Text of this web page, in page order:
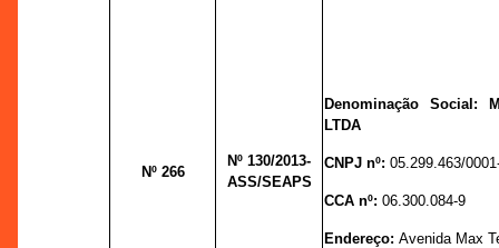
Nº 266
Nº 130/2013-
ASS/SEAPS
Denominação Social:
LTDA
CNPJ nº:05.299.463/
CCA nº:06.300.084-9
Endereço:Avenida Max